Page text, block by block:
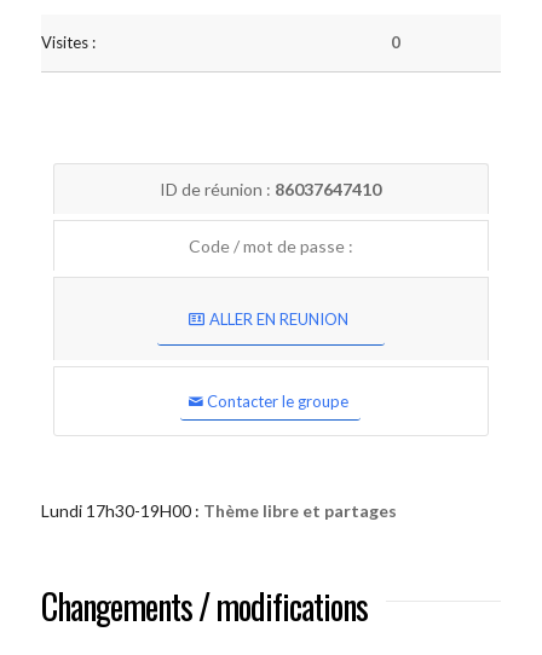
Visites : 0
ID de réunion : 86037647410
Code / mot de passe :
ALLER EN REUNION
Contacter le groupe
Lundi 17h30-19H00 : Thème libre et partages
Changements / modifications